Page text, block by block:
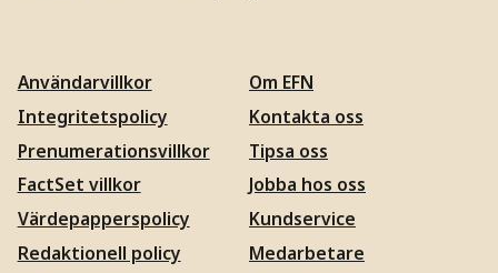
Användarvillkor
Integritetspolicy
Prenumerationsvillkor
FactSet villkor
Värdepapperspolicy
Redaktionell policy
Om EFN
Kontakta oss
Tipsa oss
Jobba hos oss
Kundservice
Medarbetare